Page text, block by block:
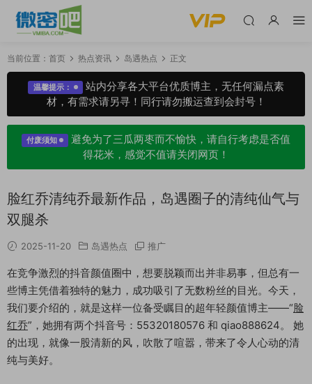
当前位置： 首页 热点资讯 岛遇热点 正文
温馨提示：
站内分享各大平台优质博主，无任何漏点素
材，有需求请另寻！同行请勿搬运查到会封号！
付废须知
避免为了三瓜两枣而不愉快，请自行考虑是否值
得花米，感觉不值请关闭网页！
脸红乔清纯乔最新作品，岛遇圈子的清纯仙气与
双腿杀
2025-11-20 岛遇热点 推广
在竞争激烈的抖音颜值圈中，想要脱颖而出并非易事，但总有一
些博主凭借着独特的魅力，成功吸引了无数粉丝的目光。今天，
我们要介绍的，就是这样一位备受瞩目的超年轻颜值博主——“脸
红乔”，她拥有两个抖音号：55320180576 和 qiao888624。 她
的出现，就像一股清新的风，吹散了喧嚣，带来了令人心动的清
纯与美好。